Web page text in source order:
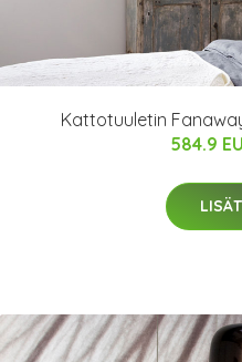
Kattotuuletin
584.9